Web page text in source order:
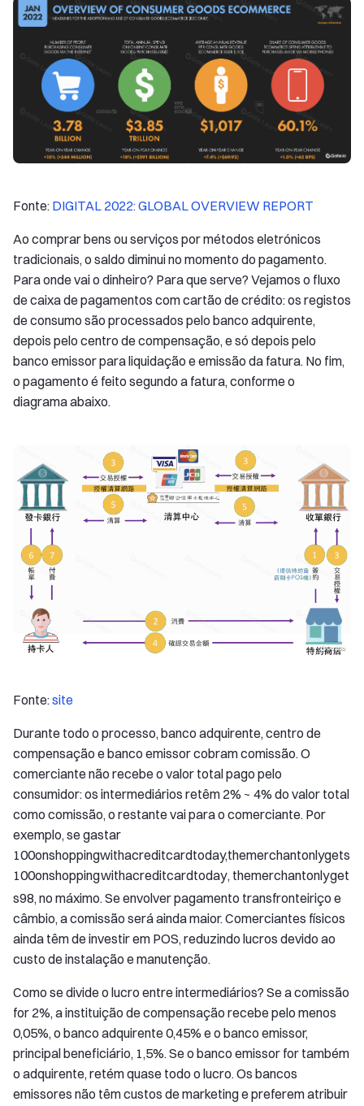
Fonte: DIGITAL 2022: GLOBAL OVERVIEW REPORT
Ao comprar bens ou serviços por métodos eletrónicos
tradicionais, o saldo diminui no momento do pagamento.
Para onde vai o dinheiro? Para que serve? Vejamos o fluxo
de caixa de pagamentos com cartão de crédito: os registos
de consumo são processados pelo banco adquirente,
depois pelo centro de compensação, e só depois pelo
banco emissor para liquidação e emissão da fatura. No fim,
o pagamento é feito segundo a fatura, conforme o
diagrama abaixo.
Fonte:site
Durante todo o processo, banco adquirente, centro de
compensação e banco emissor cobram comissão. O
comerciante não recebe o valor total pago pelo
consumidor: os intermediários retêm 2% ~ 4% do valor total
como comissão, o restante vai para o comerciante. Por
exemplo, se gastar
100onshoppingwithacreditcardtoday,themerchantonlygets
100onshoppingwithacreditcardtoday, themerchantonlyget
s98, no máximo. Se envolver pagamento transfronteiriço e
câmbio, a comissão será ainda maior. Comerciantes físicos
ainda têm de investir em POS, reduzindo lucros devido ao
custo de instalação e manutenção.
Como se divide o lucro entre intermediários? Se a comissão
for 2%, a instituição de compensação recebe pelo menos
0,05%, o banco adquirente 0,45% e o banco emissor,
principal beneficiário, 1,5%. Se o banco emissor for também
o adquirente, retém quase todo o lucro. Os bancos
emissores não têm custos de marketing e preferem atribuir